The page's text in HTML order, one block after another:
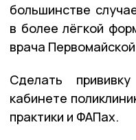
большинстве
в более лёгкой
врача
Сделать
кабинете
практики и ФАПах.